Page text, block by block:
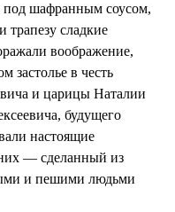
под шафранным соусом,
трапезу сладкие
воображение,
застолье в честь
и царицы Наталии
будущего
настоящие
— сделанный из
и пешими людьми